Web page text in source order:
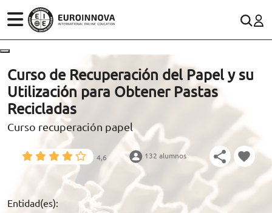
ESTUDIOS
CONOCE EUROINNOVA
BECAS Y FINANCIACIÓN
RECURSOS EDUCATIVOS
(+34)958 050 200 (gratuito en España)
900 831 200
formacion@euroinnova.com
TRABAJA CON NOSOTROS
Curso de Recuperación del Papel y su
Utilización para Obtener Pastas
Recicladas
Curso recuperación papel
4,6 132 alumnos
Entidad(es):